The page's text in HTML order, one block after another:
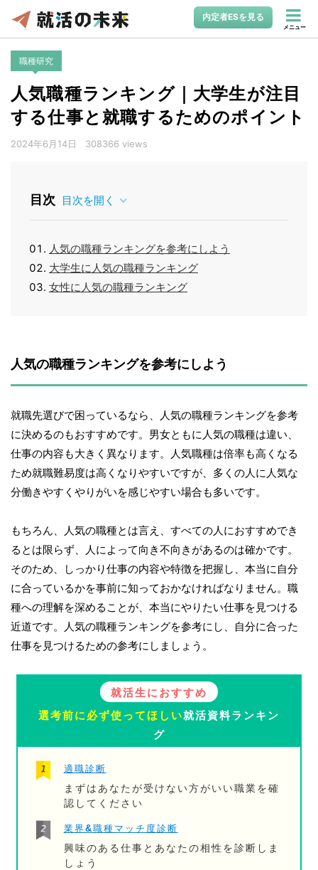
内定者ESを見る
メニュー
職種研究
人気職種ランキング｜大学生が注目
する仕事と就職するためのポイント
2024年6月14日 308366 views
目次 目次を開く
人気の職種ランキングを参考にしよう
大学生に人気の職種ランキング
女性に人気の職種ランキング
人気の職種ランキングを参考にしよう
就職先選びで困っているなら、人気の職種ランキングを参考
に決めるのもおすすめです。男女ともに人気の職種は違い、
仕事の内容も大きく異なります。人気職種は倍率も高くなる
ため就職難易度は高くなりやすいですが、多くの人に人気な
分働きやすくやりがいを感じやすい場合も多いです。
もちろん、人気の職種とは言え、すべての人におすすめでき
るとは限らず、人によって向き不向きがあるのは確かです。
そのため、しっかり仕事の内容や特徴を把握し、本当に自分
に合っているかを事前に知っておかなければなりません。職
種への理解を深めることが、本当にやりたい仕事を見つける
近道です。人気の職種ランキングを参考にし、自分に合った
仕事を見つけるための参考にしましょう。
就活生におすすめ
選考前に必ず使ってほしい就活資料ランキン
グ
適職診断
まずはあなたが受けない方がいい職業を確
認してください
業界&職種マッチ度診断
興味のある仕事とあなたの相性を診断しま
しょう